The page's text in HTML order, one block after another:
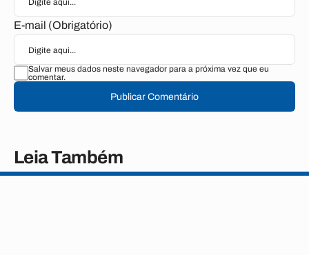
E-mail (Obrigatório)
Salvar meus dados neste navegador para a próxima vez que eu
comentar.
Publicar Comentário
Leia Também